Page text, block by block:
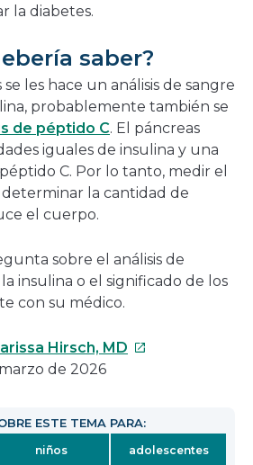
la diabetes.
saber?
les hace un análisis de sangre
probablemente también se
de péptido C. El páncreas
iguales de insulina y una
C. Por lo tanto, medir el
la cantidad de
el cuerpo.
sobre el análisis de
insulina o el significado de los
con su médico.
Hirsch, MD Este
en
una
de 2026
ESTE TEMA PARA:
niños adolescentes